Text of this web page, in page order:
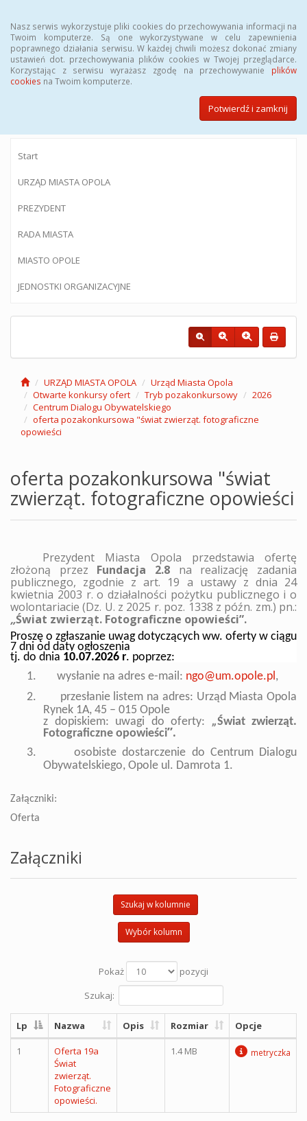
Nasz serwis wykorzystuje pliki cookies do przechowywania informacji na
Twoim komputerze. Są one wykorzystywane w celu zapewnienia
poprawnego działania serwisu. W każdej chwili możesz dokonać zmiany
ustawień dot. przechowywania plików cookies w Twojej przeglądarce.
Korzystając z serwisu wyrażasz zgodę na przechowywanie plików
cookies na Twoim komputerze.
Potwierdź i zamknij
BIULETYN INFORMACJI PUBLICZNEJ
Urzędu Miasta Opola
Start
URZĄD MIASTA OPOLA
PREZYDENT
RADA MIASTA
MIASTO OPOLE
JEDNOSTKI ORGANIZACYJNE
URZĄD MIASTA OPOLA
Urząd Miasta Opola
Otwarte konkursy ofert
Tryb pozakonkursowy
2026
Centrum Dialogu Obywatelskiego
oferta pozakonkursowa "świat zwierząt. fotograficzne
opowieści
oferta pozakonkursowa "świat
zwierząt. fotograficzne opowieści
Prezydent Miasta Opola przedstawia ofertę
złożoną przez Fundacja 2.8 na realizację zadania
publicznego, zgodnie z art. 19 a ustawy z dnia 24
kwietnia 2003 r. o działalności pożytku publicznego i o
wolontariacie(Dz. U. z 2025 r. poz. 1338 z późn. zm.) pn.:
„Świat zwierząt. Fotograficzne opowieści”.
Proszę o zgłaszanie uwag dotyczących ww. oferty w ciągu
7 dni od daty ogłoszenia
tj. do dnia 10.07.2026 r. poprzez:
1.
wysłanie na adres e-mail: ngo@um.opole.pl,
2.
przesłanie listem na adres: Urząd Miasta Opola
Rynek 1A, 45 – 015 Opole
z dopiskiem: uwagi do oferty: „Świat zwierząt.
Fotograficzne opowieści”.
3.
osobiste dostarczenie do Centrum Dialogu
Obywatelskiego, Opole ul. Damrota 1.
Załączniki:
Oferta
Załączniki
Szukaj w kolumnie
Wybór kolumn
Pokaż
pozycji
Szukaj:
Lp Nazwa Opis Rozmiar Opcje
1
Oferta 19a
Świat
zwierząt.
Fotograficzne
opowieści.
1.4 MB metryczka